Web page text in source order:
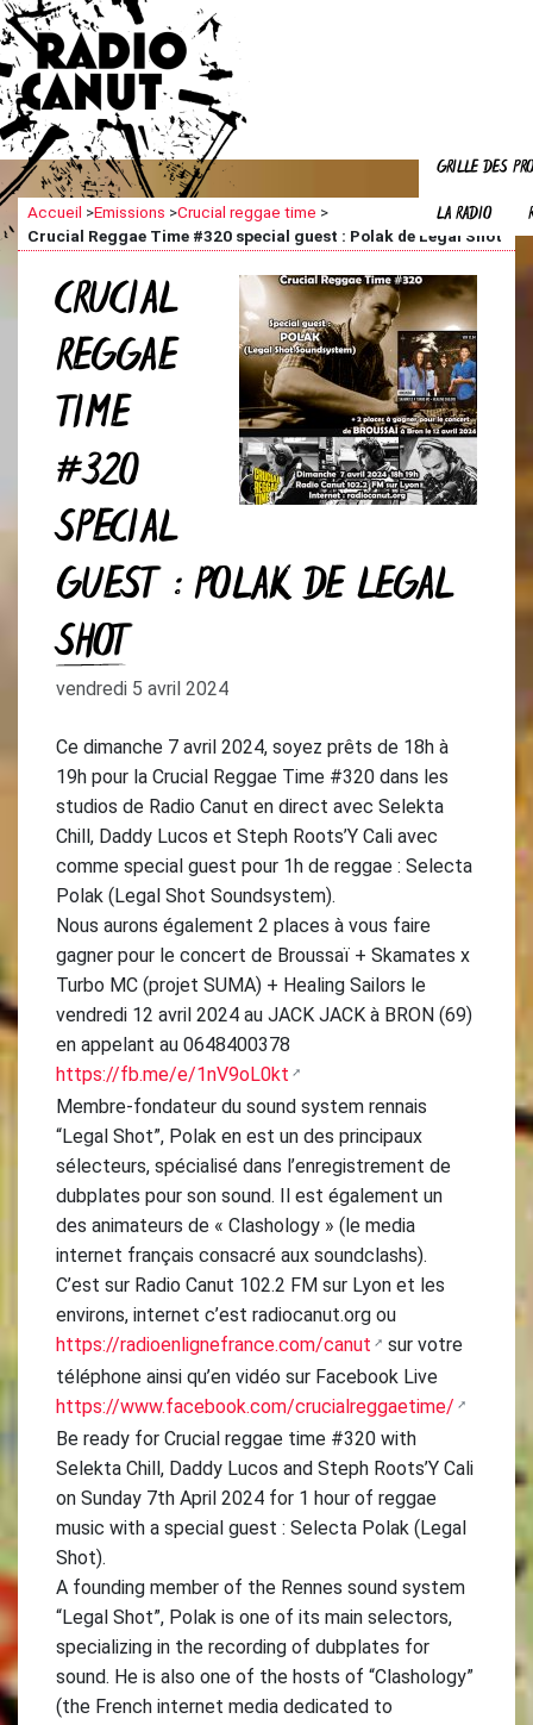
GRILLE DES
LA RADIO
Accueil >Emissions >Crucial reggae time >
Crucial Reggae Time #320 special guest : Polak de Legal Shot
CRUCIAL
REGGAE
TIME
#320
SPECIAL
GUEST : POLAK DE LEGAL
SHOT
vendredi 5 avril 2024
Ce dimanche 7 avril 2024, soyez prêts de 18h à
19h pour la Crucial Reggae Time #320 dans les
studios de Radio Canut en direct avec Selekta
Chill, Daddy Lucos et Steph Roots’Y Cali avec
comme special guest pour 1h de reggae : Selecta
Polak (Legal Shot Soundsystem).
Nous aurons également 2 places à vous faire
gagner pour le concert de Broussaï + Skamates x
Turbo MC (projet SUMA) + Healing Sailors le
vendredi 12 avril 2024 au JACK JACK à BRON (69)
en appelant au 0648400378
https://fb.me/e/1nV9oL0kt
Membre-fondateur du sound system rennais
“Legal Shot”, Polak en est un des principaux
sélecteurs, spécialisé dans l’enregistrement de
dubplates pour son sound. Il est également un
des animateurs de « Clashology » (le media
internet français consacré aux soundclashs).
C’est sur Radio Canut 102.2 FM sur Lyon et les
environs, internet c’est radiocanut.org ou
https://radioenlignefrance.com/canut
sur votre
téléphone ainsi qu’en vidéo sur Facebook Live
https://www.facebook.com/crucialreggaetime/
Be ready for Crucial reggae time #320 with
Selekta Chill, Daddy Lucos and Steph Roots’Y Cali
on Sunday 7th April 2024 for 1 hour of reggae
music with a special guest : Selecta Polak (Legal
Shot).
A founding member of the Rennes sound system
“Legal Shot”, Polak is one of its main selectors,
specializing in the recording of dubplates for
sound. He is also one of the hosts of “Clashology”
(the French internet media dedicated to